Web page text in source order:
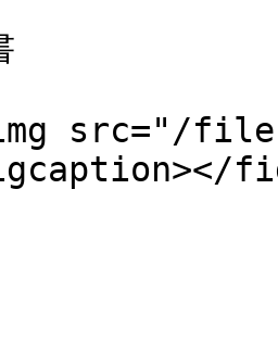
src="/files/